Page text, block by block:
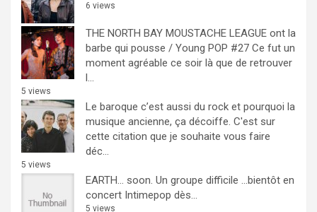
6 views
THE NORTH BAY MOUSTACHE LEAGUE ont la
barbe qui pousse / Young POP #27 Ce fut un
moment agréable ce soir là que de retrouver
l...
5 views
Le baroque c’est aussi du rock et pourquoi la
musique ancienne, ça décoiffe. C'est sur
cette citation que je souhaite vous faire
déc...
5 views
EARTH… soon. Un groupe difficile ...bientôt en
concert Intimepop dès...
5 views